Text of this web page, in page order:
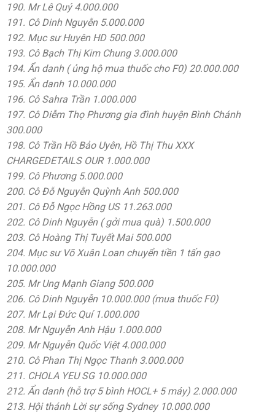
190. Mr Lê Quý 4.000.000
191. Cô Dinh Nguyễn 5.000.000
192. Mục sư Huyên HD 500.000
193. Cô Bạch Thị Kim Chung 3.000.000
194. Ẩn danh ( ủng hộ mua thuốc cho F0) 20.000.000
195. Ẩn danh 10.000.000
196. Cô Sahra Trần 1.000.000
197. Cô Diễm Thọ Phương gia đình huyện Bình Chánh
300.000
198. Cô Trần Hồ Bảo Uyên, Hồ Thị Thu XXX
CHARGEDETAILS OUR 1.000.000
199. Cô Phương 5.000.000
200. Cô Đỗ Nguyễn Quỳnh Anh 500.000
201. Cô Đỗ Ngọc Hồng US 11.263.000
202. Cô Dinh Nguyễn ( gởi mua quà) 1.500.000
203. Cô Hoàng Thị Tuyết Mai 500.000
204. Mục sư Võ Xuân Loan chuyển tiền 1 tấn gạo
10.000.000
205. Mr Ung Mạnh Giang 500.000
206. Cô Dinh Nguyễn 10.000.000 (mua thuốc F0)
207. Mr Lại Đức Quí 1.000.000
208. Mr Nguyễn Anh Hậu 1.000.000
209. Mr Nguyễn Quốc Việt 4.000.000
210. Cô Phan Thị Ngọc Thanh 3.000.000
211. CHOLA YEU SG 10.000.000
212. Ẩn danh (hỗ trợ 5 bình HOCL+ 5 máy) 2.000.000
213. Hội thánh Lời sự sống Sydney 10.000.000